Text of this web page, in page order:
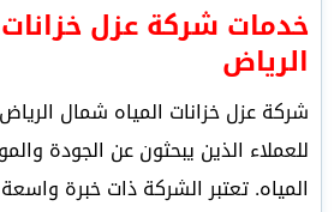
خدمات شركة عزل
الرياض
شركة عزل خزانات المياه شمال
للعملاء الذين يبحثون عن الجودة
المياه. تعتبر الشركة ذات خبرة